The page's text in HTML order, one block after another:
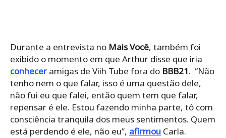
Durante a entrevista no Mais Você, também foi
exibido o momento em que Arthur disse que iria
conhecer amigas de Viih Tube fora do BBB21. “Não
tenho nem o que falar, isso é uma questão dele,
não fui eu que falei, então quem tem que falar,
repensar é ele. Estou fazendo minha parte, tô com
consciência tranquila dos meus sentimentos. Quem
está perdendo é ele, não eu”, afirmou Carla.